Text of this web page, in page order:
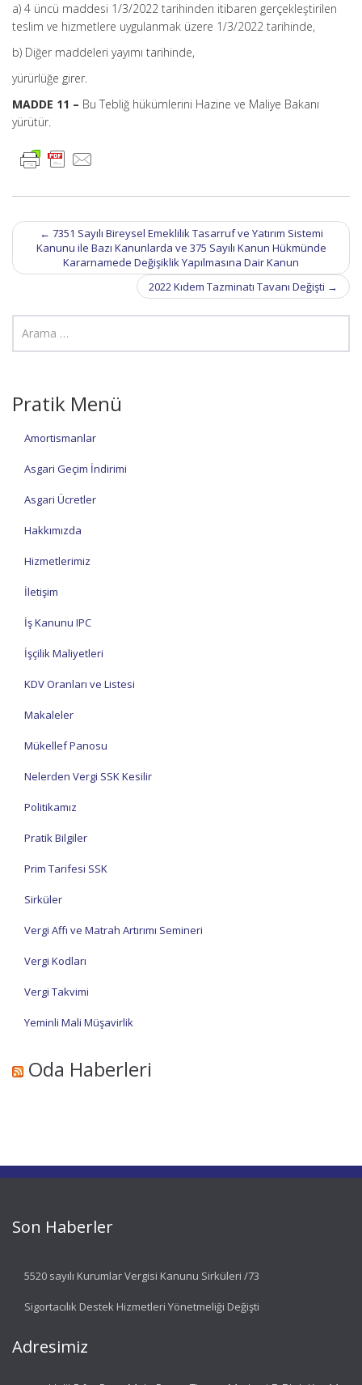
a) 4 üncü maddesi 1/3/2022 tarihinden itibaren gerçekleştirilen
teslim ve hizmetlere uygulanmak üzere 1/3/2022 tarihinde,
b) Diğer maddeleri yayımı tarihinde,
yürürlüğe girer.
MADDE 11 – Bu Tebliğ hükümlerini Hazine ve Maliye Bakanı
yürütür.
Post
navigation
← 7351 Sayılı Bireysel Emeklilik Tasarruf ve Yatırım Sistemi
Kanunu ile Bazı Kanunlarda ve 375 Sayılı Kanun Hükmünde
Kararnamede Değişiklik Yapılmasına Dair Kanun
2022 Kıdem Tazminatı Tavanı Değişti →
Pratik Menü
Amortismanlar
Asgari Geçim İndirimi
Asgari Ücretler
Hakkımızda
Hizmetlerimiz
İletişim
İş Kanunu IPC
İşçilik Maliyetleri
KDV Oranları ve Listesi
Makaleler
Mükellef Panosu
Nelerden Vergi SSK Kesilir
Politikamız
Pratik Bilgiler
Prim Tarifesi SSK
Sirküler
Vergi Affı ve Matrah Artırımı Semineri
Vergi Kodları
Vergi Takvimi
Yeminli Mali Müşavirlik
Oda Haberleri
Son Haberler
5520 sayılı Kurumlar Vergisi Kanunu Sirküleri /73
Sigortacılık Destek Hizmetleri Yönetmeliği Değişti
Adresimiz